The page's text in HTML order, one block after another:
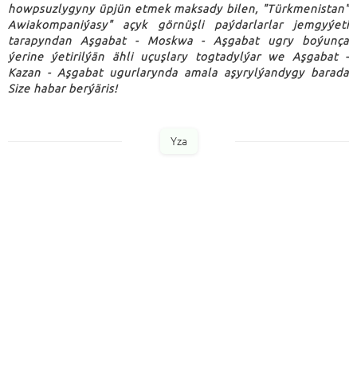
howpsuzlygyny üpjün etmek maksady bilen, "Türkmenistan"
Awiakompaniýasy" açyk görnüşli paýdarlarlar jemgyýeti
tarapyndan Aşgabat - Moskwa - Aşgabat ugry boýunça
ýerine ýetirilýän ähli uçuşlary togtadylýar we Aşgabat -
Kazan - Aşgabat ugurlarynda amala aşyrylýandygy barada
Size habar berýäris!
Yza